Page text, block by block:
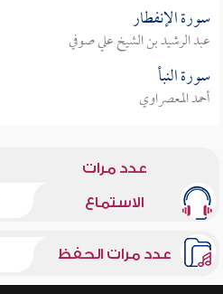
سورة الإنفطار
عبد الرشيد بن الشيخ علي صوفي
سورة النبأ
أحمد المعصراوي
عدد مرات
الاستماع
عدد مرات الحفظ